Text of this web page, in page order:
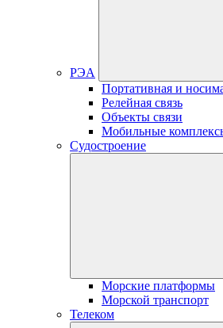
РЭА
Портативная и
Релейная связь
Объекты связи
Мобильные
Судостроение
Морские платформы
Морской транспорт
Телеком